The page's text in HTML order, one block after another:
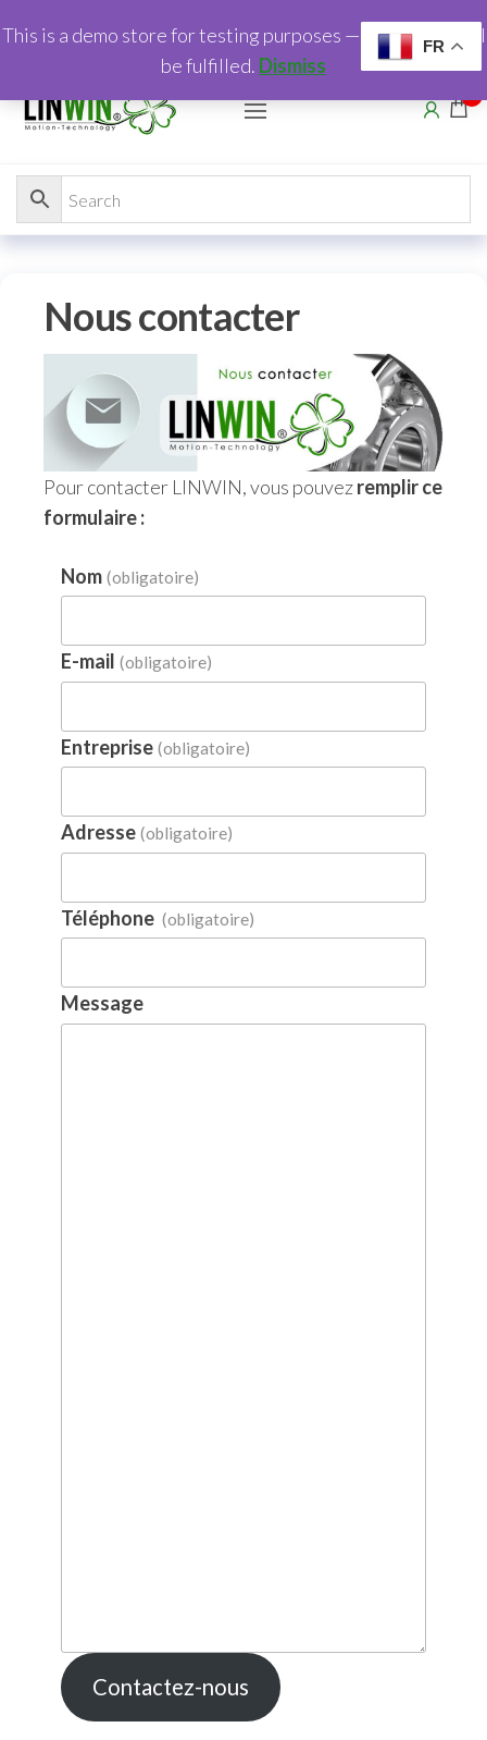
Nous contacter
Pour contacter LINWIN, vous pouvezremplir ce
formulaire :
Nom (obligatoire)
E-mail (obligatoire)
Entreprise (obligatoire)
Adresse (obligatoire)
Téléphone (obligatoire)
Message
Contactez-nous
FR
This is a demo store for testing purposes — no orders shall
be fulfilled. Dismiss